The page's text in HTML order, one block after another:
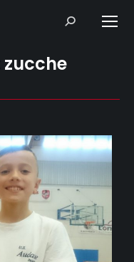
Search:
zucche